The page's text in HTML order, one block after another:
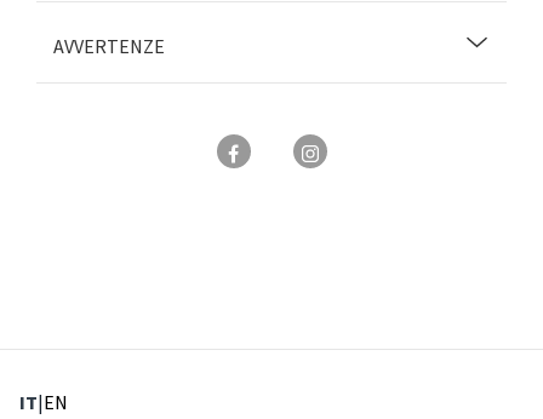
AVVERTENZE
IT: Lingua corrente
|EN